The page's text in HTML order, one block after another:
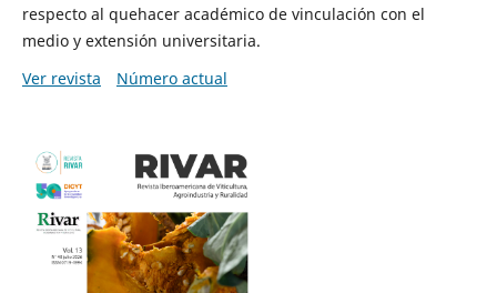
respecto al quehacer académico de vinculación con el
medio y extensión universitaria.
Ver revista
Número actual